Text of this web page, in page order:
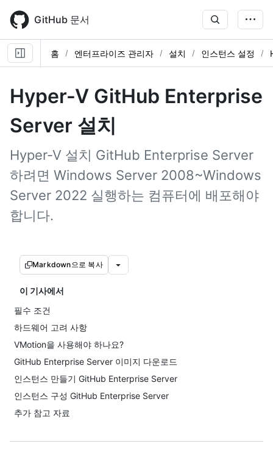
main
content
GitHub 문서
홈 엔터프라이즈 관리자 설치 인스턴스 설정
Hyper-V GitHub Enterprise
Server 설치
Hyper-V 설치 GitHub Enterprise Server
하려면 Windows Server 2008~Windows
Server 2022 실행하는 컴퓨터에 배포해야
합니다.
Markdown으로 복사
이 기사에서
필수 조건
하드웨어 고려 사항
VMotion을 사용해야 하나요?
GitHub Enterprise Server 이미지 다운로드
인스턴스 만들기 GitHub Enterprise Server
인스턴스 구성 GitHub Enterprise Server
추가 참고 자료